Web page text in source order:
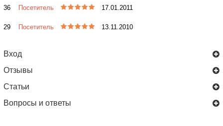
36 Посетитель 17.01.2011
29 Посетитель 13.11.2010
Вход
Отзывы
Статьи
Вопросы и ответы